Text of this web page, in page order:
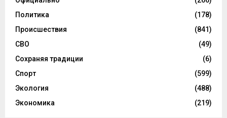
Политика
(178)
Происшествия
(841)
СВО
(49)
Сохраняя традиции
(6)
Спорт
(599)
Экология
(488)
Экономика
(219)